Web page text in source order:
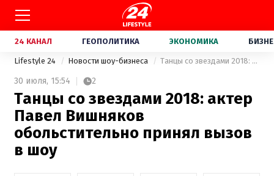
24 КАНАЛ ГЕОПОЛИТИКА ЭКОНОМИКА
Lifestyle 24 Новости шоу-бизнеса Танцы со звездами 2018: актер Павел Вишняков обольстительно принял вызов в шоу
30 июля, 15:54 2
Танцы со звездами 2018: актер
Павел Вишняков
обольстительно принял вызов
в шоу